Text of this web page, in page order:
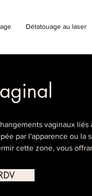
Détatouage au laser
vaginaux
par l'apparence ou la
cette zone, vous